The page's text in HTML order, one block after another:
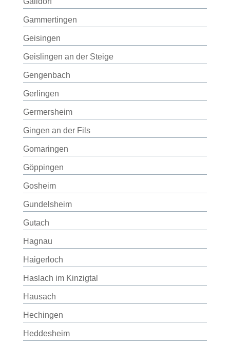
Gammertingen
Geisingen
Geislingen an der Steige
Gengenbach
Gerlingen
Germersheim
Gingen an der Fils
Gomaringen
Göppingen
Gosheim
Gundelsheim
Gutach
Hagnau
Haigerloch
Haslach im Kinzigtal
Hausach
Hechingen
Heddesheim